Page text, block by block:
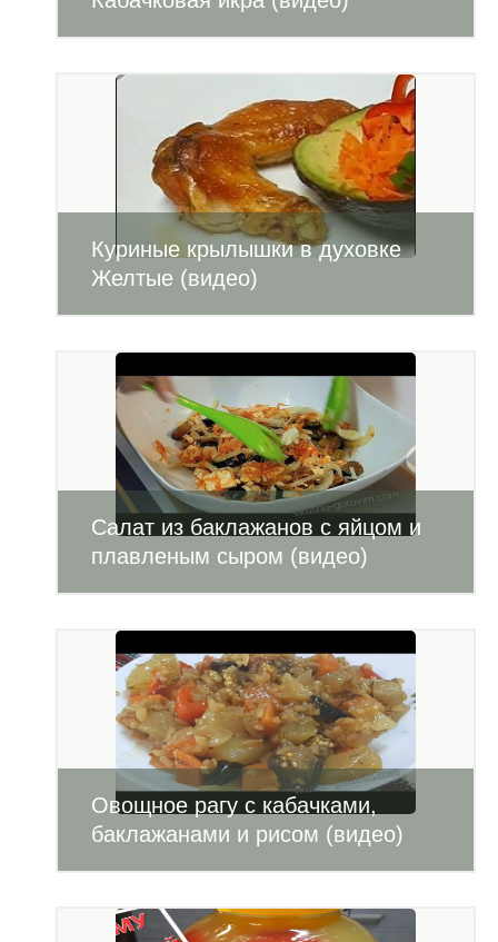
Куриные крылышки в духовке
Желтые (видео)
Салат из баклажанов с яйцом и
плавленым сыром (видео)
Овощное рагу с кабачками,
баклажанами и рисом (видео)